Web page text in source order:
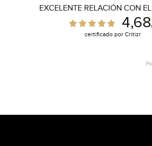
EXCELENTE RELACIÓN CON
4,68
certificado por Critizr